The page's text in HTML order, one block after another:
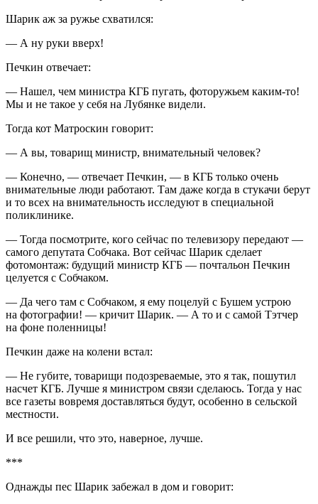
Шарик аж за ружье схватился:
— А ну руки вверх!
Печкин отвечает:
— Нашел, чем министра КГБ пугать, фоторужьем каким-то!
Мы и не такое у себя на Лубянке видели.
Тогда кот Матроскин говорит:
— А вы, товарищ министр, внимательный человек?
— Конечно, — отвечает Печкин, — в КГБ только очень
внимательные люди работают. Там даже когда в стукачи берут
и то всех на внимательность исследуют в специальной
поликлинике.
— Тогда посмотрите, кого сейчас по телевизору передают —
самого депутата Собчака. Вот сейчас Шарик сделает
фотомонтаж: будущий министр КГБ — почтальон Печкин
целуется с Собчаком.
— Да чего там с Собчаком, я ему поцелуй с Бушем устрою
на фотографии! — кричит Шарик. — А то и с самой Тэтчер
на фоне поленницы!
Печкин даже на колени встал:
— Не губите, товарищи подозреваемые, это я так, пошутил
насчет КГБ. Лучше я министром связи сделаюсь. Тогда у нас
все газеты вовремя доставляться будут, особенно в сельской
местности.
И все решили, что это, наверное, лучше.
***
Однажды пес Шарик забежал в дом и говорит: